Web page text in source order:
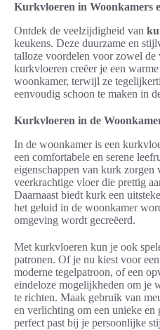
Kurkvloeren in Woonkamers
Ontdek de veelzijdigheid van
keukens. Deze duurzame en
talloze voordelen voor zowel
kurkvloeren creëer je een
woonkamer, terwijl ze
eenvoudig schoon te maken in
Kurkvloeren in de
In de woonkamer is een
een comfortabele en serene
eigenschappen van kurk zorgen
veerkrachtige vloer die prettig
Daarnaast biedt kurk een
het geluid in de woonkamer
omgeving wordt gecreëerd.
Met kurkvloeren kun je ook
patronen. Of je nu kiest voor
moderne tegelpatroon, of een
eindeloze mogelijkheden om je
te richten. Maak gebruik van
en verlichting om een unieke en
perfect past bij je persoonlijke